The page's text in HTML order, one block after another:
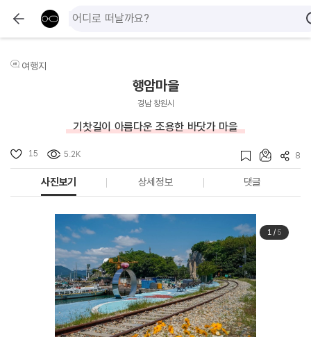
여행지
행암마을
경남 창원시
기찻길이 아름다운 조용한 바닷가 마을
15 5.2K 8
사진보기 상세정보 댓글
1/ 5